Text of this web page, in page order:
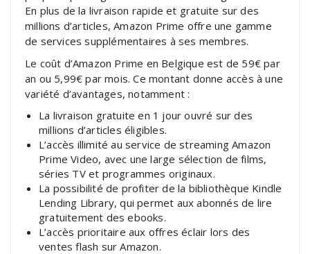
En plus de la livraison rapide et gratuite sur des
millions d’articles, Amazon Prime offre une gamme
de services supplémentaires à ses membres.
Le coût d’Amazon Prime en Belgique est de 59€ par
an ou 5,99€ par mois. Ce montant donne accès à une
variété d’avantages, notamment :
La livraison gratuite en 1 jour ouvré sur des
millions d’articles éligibles.
L’accès illimité au service de streaming Amazon
Prime Video, avec une large sélection de films,
séries TV et programmes originaux.
La possibilité de profiter de la bibliothèque Kindle
Lending Library, qui permet aux abonnés de lire
gratuitement des ebooks.
L’accès prioritaire aux offres éclair lors des
ventes flash sur Amazon.